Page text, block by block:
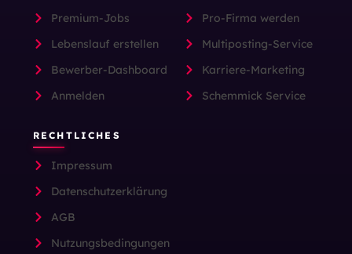
Premium-Jobs
Lebenslauf erstellen
Bewerber-Dashboard
Anmelden
Pro-Firma werden
Multiposting-Service
Karriere-Marketing
Schemmick Service
RECHTLICHES
Impressum
Datenschutzerklärung
AGB
Nutzungsbedingungen